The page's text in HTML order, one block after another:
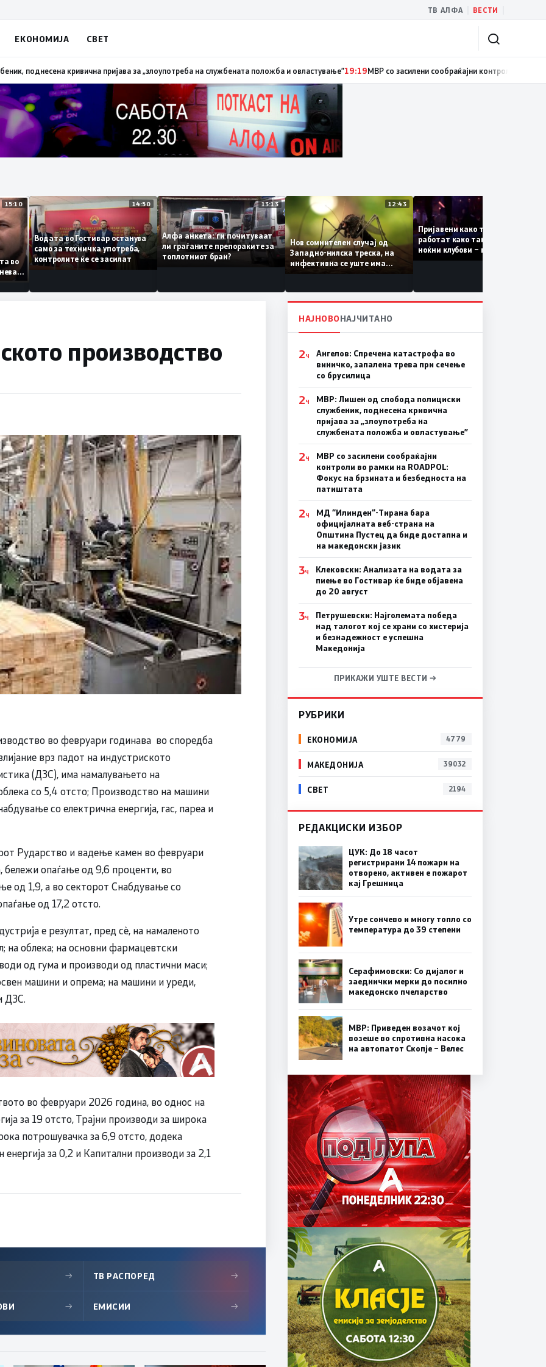
ТВ АЛФА ВЕСТИ
ЕКОНОМИЈА СВЕТ
трева при сечење со брусилица19:21МВР: Лишен од слобода полициски службеник, поднесена кривична пријава за „злоупотреба на
15:10
во
14:50
Водата во Гостивар останува
само за техничка употреба,
контролите ќе се засилат
13:13
Алфа анкета: ги почитуваат
ли граѓаните препораките за
топлотниот бран?
12:43
Нов сомнителен случај од
Западно-нилска треска, на
инфективна се уште има
пациенти во критична
Пријавени како туристки, а
работат како танчерки во
ноќни клубови – полицијата
откри сомнителна шема за
производство
во февруари годинава во споредба
врз падот на индустриското
(ДЗС), има намалувањето на
со 5,4 отсто; Производство на машини
со електрична енергија, гас, пареа и
Рударство и вадење камен во февруари
опаѓање од 9,6 проценти, во
од 1,9, а во секторот Снабдување со
од 17,2 отсто.
е резултат, пред сѐ, на намаленото
на облека; на основни фармацевтски
од гума и производи од пластични маси;
машини и опрема; на машини и уреди,
ДЗС.
во февруари 2026 година, во однос на
за 19 отсто, Трајни производи за широка
потрошувачка за 6,9 отсто, додека
за 0,2 и Капитални производи за 2,1
→ ТВ РАСПОРЕД →
→ ЕМИСИИ →
НАЈНОВОНАЈЧИТАНО
2Ч
Ангелов: Спречена катастрофа во
виничко, запалена трева при сечење
со брусилица
2Ч
МВР: Лишен од слобода полициски
службеник, поднесена кривична
пријава за „злоупотреба на
службената положба и овластување”
2Ч
МВР со засилени сообраќајни
контроли во рамки на ROADPOL:
Фокус на брзината и безбедноста на
патиштата
2Ч
МД “Илинден“-Тирана бара
официјалната веб-страна на
Општина Пустец да биде достапна и
на македонски јазик
3Ч
Клековски: Анализата на водата за
пиење во Гостивар ќе биде објавена
до 20 август
3Ч
Петрушевски: Најголемата победа
над талогот кој се храни со хистерија
и безнадежност е успешна
Македонија
ПРИКАЖИ УШТЕ ВЕСТИ →
РУБРИКИ
ЕКОНОМИЈА 4779
МАКЕДОНИЈА 39032
СВЕТ 2194
РЕДАКЦИСКИ ИЗБОР
ЦУК: До 18 часот
регистрирани 14 пожари на
отворено, активен е пожарот
кај Грешница
Утре сончево и многу топло со
температура до 39 степени
Серафимовски: Со дијалог и
заеднички мерки до посилно
македонско пчеларство
МВР: Приведен возачот кој
возеше во спротивна насока
на автопатот Скопје – Велес